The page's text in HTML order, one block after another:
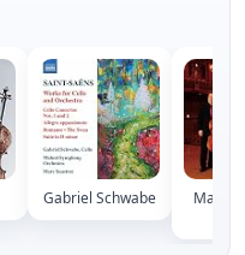
Gabriel Schwabe